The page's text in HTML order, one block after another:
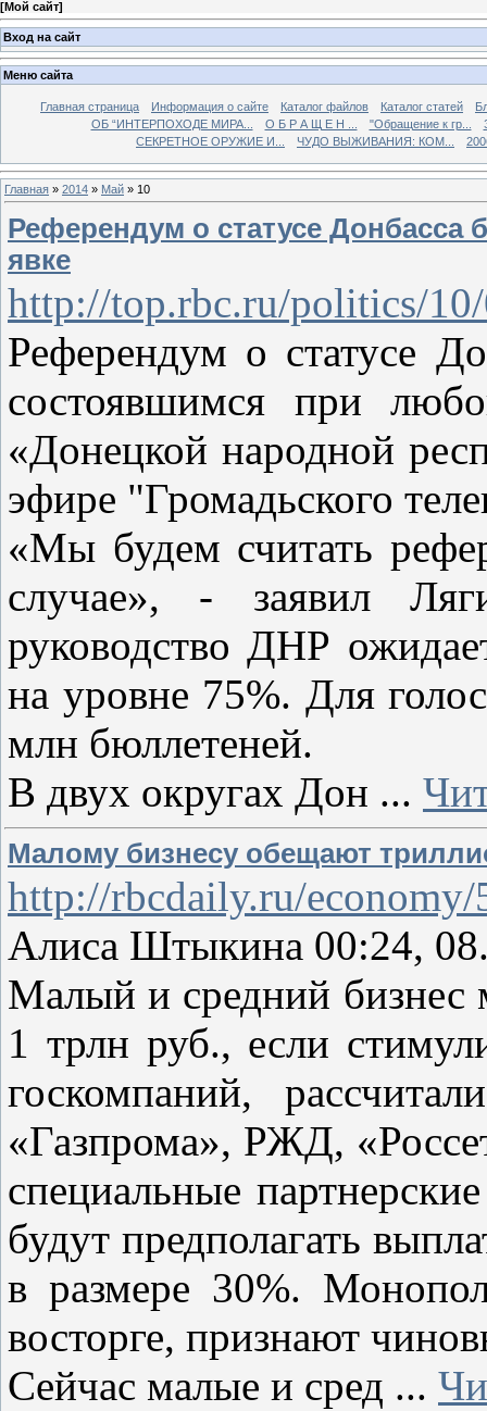
[Мой сайт]
Вход на сайт
Меню сайта
Главная страница Информация о сайте Каталог файлов Каталог статей
ОБ “ИНТЕРПОХОДЕ МИРА...
О Б Р А Щ Е Н ... "Обращение к гр...
СЕКРЕТНОЕ ОРУЖИЕ И...
ЧУДО ВЫЖИВАНИЯ: КОМ...
Главная » 2014 » Май » 10
Референдум о статусе
явке
http://top.rbc.ru/politics/
Референдум о статусе
состоявшимся при
«Донецкой народной
эфире "Громадьского
«Мы будем считать
случае», - заявил
руководство ДНР
на уровне 75%. Для
млн бюллетеней.
В двух округах Дон ...
Малому бизнесу обещают
http://rbcdaily.ru/
Алиса Штыкина 00:24,
Малый и средний бизнес
1 трлн руб., если
госкомпаний,
«Газпрома», РЖД,
специальные
будут предполагать
в размере 30%.
восторге, признают
Сейчас малые и сред ...